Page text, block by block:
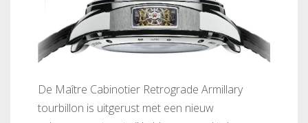
De Maître Cabinotier Retrograde Armillary
tourbillon is uitgerust met een nieuw